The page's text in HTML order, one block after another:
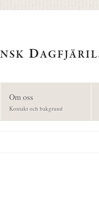
Om oss
Kontakt och bakgrund